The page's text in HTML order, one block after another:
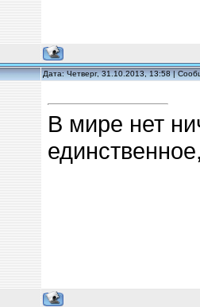
Дата: Четверг, 31.10.2013, 13:58 |
В мире нет